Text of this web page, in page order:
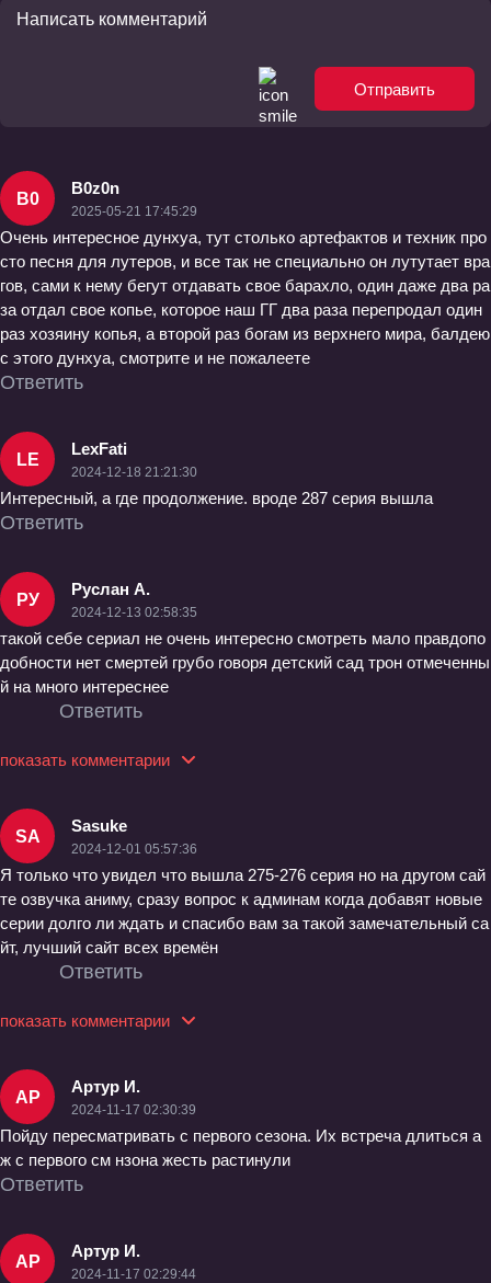
Отправить
B0
B0z0n
2025-05-21 17:45:29
Очень интересное дунхуа, тут столько артефактов и техник про
сто песня для лутеров, и все так не специально он лутутает вра
гов, сами к нему бегут отдавать свое барахло, один даже два ра
за отдал свое копье, которое наш ГГ два раза перепродал один
раз хозяину копья, а второй раз богам из верхнего мира, балдею
с этого дунхуа, смотрите и не пожалеете
Ответить
LE
LexFati
2024-12-18 21:21:30
Интересный, а где продолжение. вроде 287 серия вышла
Ответить
РУ
Руслан А.
2024-12-13 02:58:35
такой себе сериал не очень интересно смотреть мало правдопо
добности нет смертей грубо говоря детский сад трон отмеченны
й на много интереснее
Ответить
показать комментарии
SA
Sasuke
2024-12-01 05:57:36
Я только что увидел что вышла 275-276 серия но на другом сай
те озвучка аниму, сразу вопрос к админам когда добавят новые
серии долго ли ждать и спасибо вам за такой замечательный са
йт, лучший сайт всех времён
Ответить
показать комментарии
АР
Артур И.
2024-11-17 02:30:39
Пойду пересматривать с первого сезона. Их встреча длиться а
ж с первого см нзона жесть растинули
Ответить
АР
Артур И.
2024-11-17 02:29:44